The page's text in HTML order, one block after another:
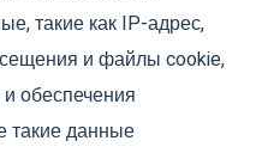
такие как IP-адрес,
и файлы cookie,
обеспечения
такие данные